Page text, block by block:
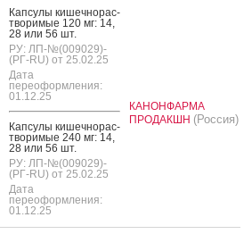
Кап­су­лы ки­шеч­но­рас­
тво­римые 120 мг: 14,
28 или 56 шт.
РУ: ЛП-№(009029)-
(РГ-RU) от 25.02.25
Дата
переоформления:
01.12.25
Кап­су­лы ки­шеч­но­рас­
тво­римые 240 мг: 14,
28 или 56 шт.
РУ: ЛП-№(009029)-
(РГ-RU) от 25.02.25
Дата
переоформления:
01.12.25
КАНОНФАРМА
ПРОДАКШН (Россия)